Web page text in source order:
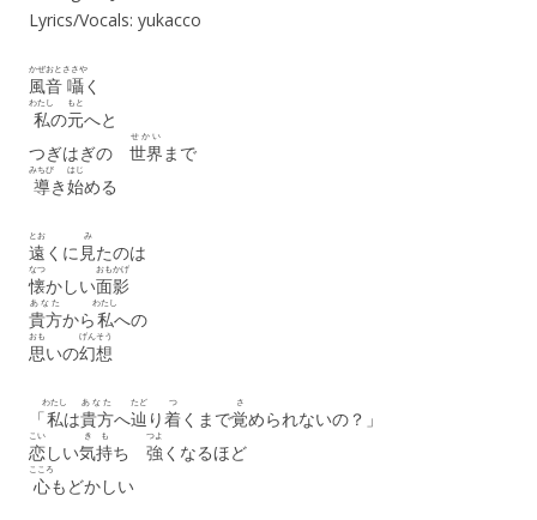
Lyrics/Vocals: yukacco
風音
かぜおと
囁
ささや
く
私
わたし
の元
もと
へと
つぎはぎの 世界
せかい
まで
導
みちび
き始
はじ
める
遠
とお
くに 見
み
たのは
懐
なつ
かしい面影
おもかげ
貴方
あなた
から私
わたし
への
思
おも
いの幻想
げんそう
「私
わたし
は貴方
あなた
へ辿
たど
り着
つ
くまで覚
さ
められないの？」
恋
こい
しい気
き
持
も
ち 強
つよ
くなるほど
心
こころ
もどかしい